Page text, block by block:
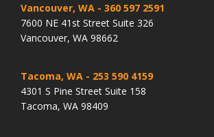
Vancouver, WA - 360 597 2591
7600 NE 41st Street Suite 326
Vancouver, WA 98662
Tacoma, WA - 253 590 4159
4301 S Pine Street Suite 158
Tacoma, WA 98409